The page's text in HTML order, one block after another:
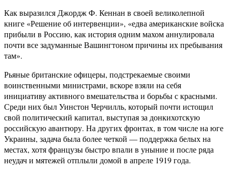
Как выразился Джордж Ф. Кеннан в своей великолепной
книге «Решение об интервенции», «едва американские войска
прибыли в Россию, как история одним махом аннулировала
почти все задуманные Вашингтоном причины их пребывания
там».
Рьяные британские офицеры, подстрекаемые своими
воинственными министрами, вскоре взяли на себя
инициативу активного вмешательства и борьбы с красными.
Среди них был Уинстон Черчилль, который почти истощил
свой политический капитал, выступая за донкихотскую
российскую авантюру. На других фронтах, в том числе на юге
Украины, задача была более четкой — поддержка белых на
местах, хотя французы быстро впали в уныние и после ряда
неудач и мятежей отплыли домой в апреле 1919 года.